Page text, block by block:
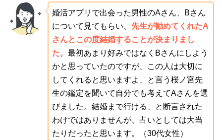
婚活アプリで出会った男性のAさん、Bさん
について見てもらい、 先生が勧めてくれたA
さんとこの度結婚することが決まりまし
た。最初あまり好みではなくBさんにしよう
かと思っていたのですが、この人は大切に
してくれると思いますよ、と言う桜ノ宮先
生の鑑定を聞いて自分でも考えてAさんを選
びました。結婚まで行ける、と断言された
わけではありませんが、占いとしては大当
たりだったと思います。（30代女性）